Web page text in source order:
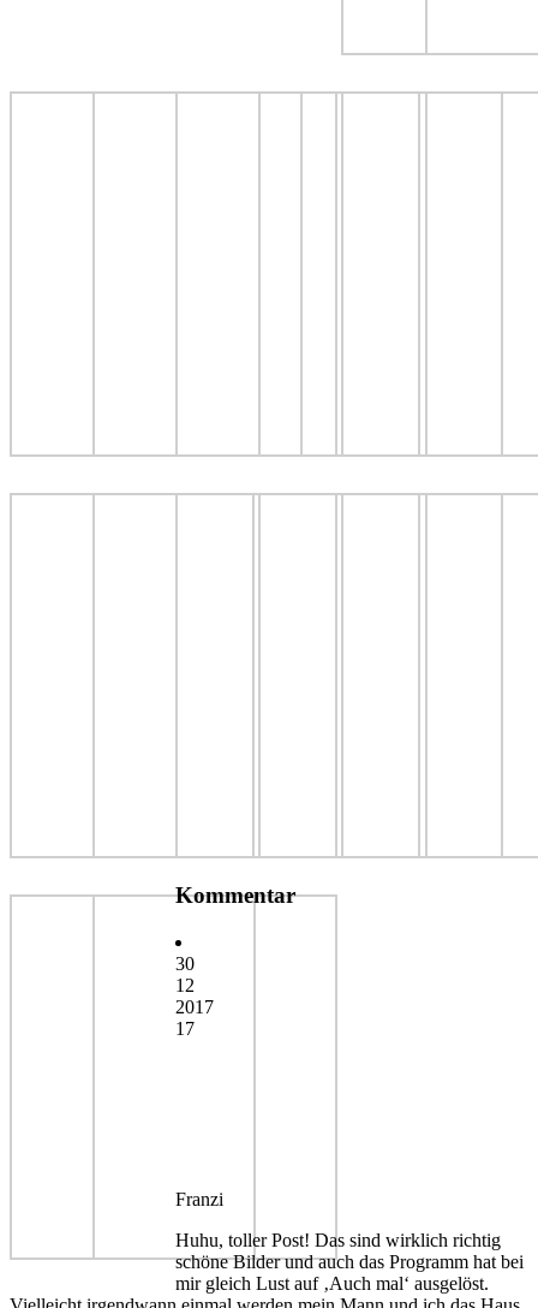
Kommentar
30
12
2017
17
Franzi
Huhu, toller Post! Das sind wirklich richtig
schöne Bilder und auch das Programm hat bei
mir gleich Lust auf ‚Auch mal‘ ausgelöst.